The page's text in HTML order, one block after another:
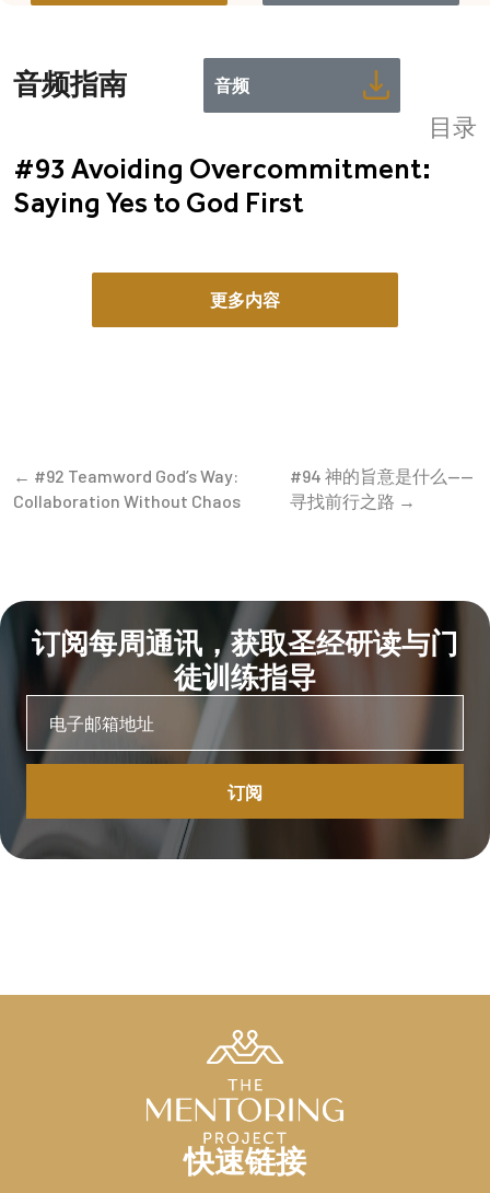
音频指南 音频
#93 Avoiding Overcommitment:
Saying Yes to God First
更多内容
目录
← #92 Teamword God’s Way:
Collaboration Without Chaos
#94 神的旨意是什么——
寻找前行之路 →
订阅每周通讯，获取圣经研读与门
徒训练指导
快速链接